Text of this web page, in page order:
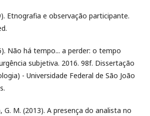
Etnografia e observação participante.
Não há tempo... a perder: o tempo
subjetiva. 2016. 98f. Dissertação
- Universidade Federal de São João
G. M. (2013). A presença do analista no